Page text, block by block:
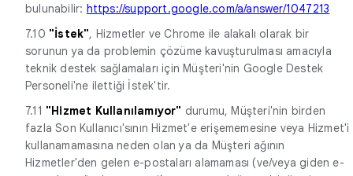
bulunabilir: https://support.google.com/a/answer/1047213
7.10 "İstek", Hizmetler ve Chrome ile alakalı olarak bir
sorunun ya da problemin çözüme kavuşturulması amacıyla
teknik destek sağlamaları için Müşteri'nin Google Destek
Personeli'ne ilettiği İstek'tir.
7.11 "Hizmet Kullanılamıyor" durumu, Müşteri'nin birden
fazla Son Kullanıcı'sının Hizmet'e erişememesine veya Hizmet'i
kullanamamasına neden olan ya da Müşteri ağının
Hizmetler'den gelen e-postaları alamaması (ve/veya giden e-